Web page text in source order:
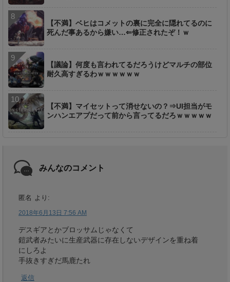
【不満】ベヒはコメットの裏に完全に隠れてるのに
死んだ事あるから嫌い…⇐修正されたぞ！ｗ
【議論】何度も言われてるだろうけどマルチの部位
耐久高すぎるわｗｗｗｗｗｗ
【不満】マイセットって消せないの？⇒UI担当がモ
ンハンエアプだって前から言ってるだろｗｗｗｗｗ
みんなのコメント
匿名 より:
2018年6月13日 7:56 AM
デスギアとかブロッサムじゃなくて
鎧武者みたいに生産武器に存在しないデザインを重ね着
にしろよ
手抜きすぎだ馬鹿たれ
返信